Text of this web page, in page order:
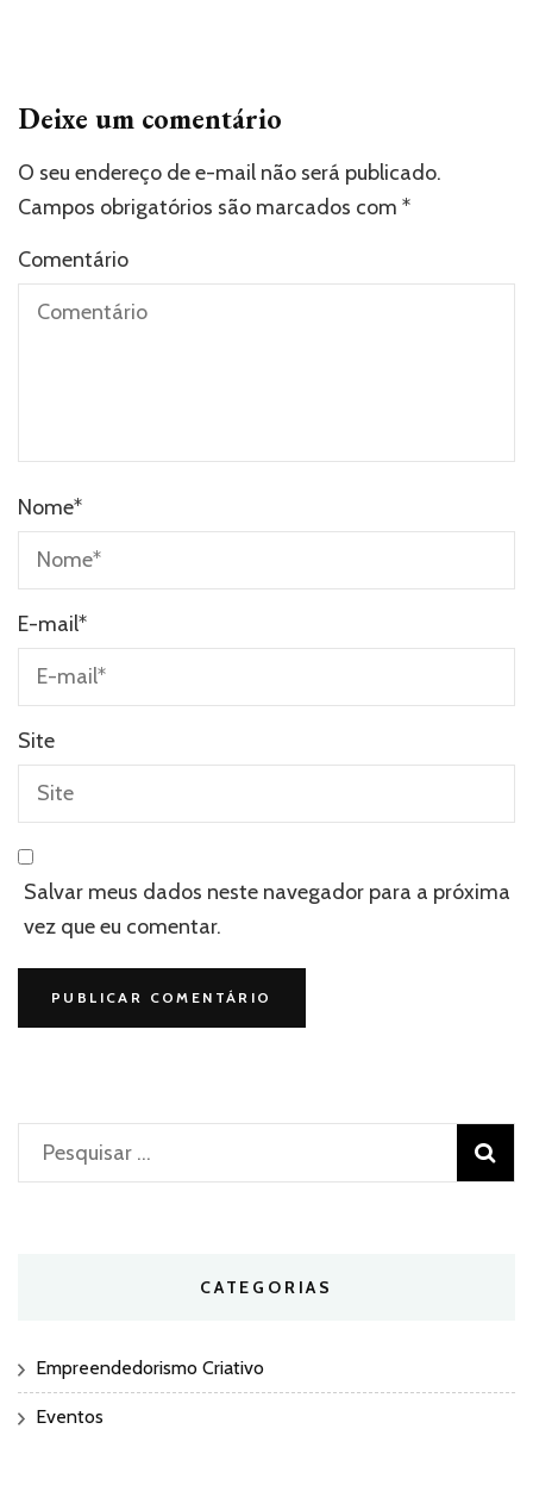
Deixe um comentário
O seu endereço de e-mail não será publicado.
Campos obrigatórios são marcados com *
Comentário
Nome*
E-mail*
Site
Salvar meus dados neste navegador para a próxima
vez que eu comentar.
Pesquisar
por:
CATEGORIAS
Empreendedorismo Criativo
Eventos